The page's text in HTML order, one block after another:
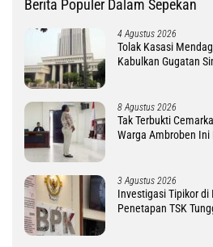
Berita Populer Dalam Sepekan
4 Agustus 2026
Tolak Kasasi
Kabulkan Gugatan
8 Agustus 2026
Tak Terbukti
Warga Ambroben Ini
3 Agustus 2026
Investigasi Tipikor di
Penetapan TSK